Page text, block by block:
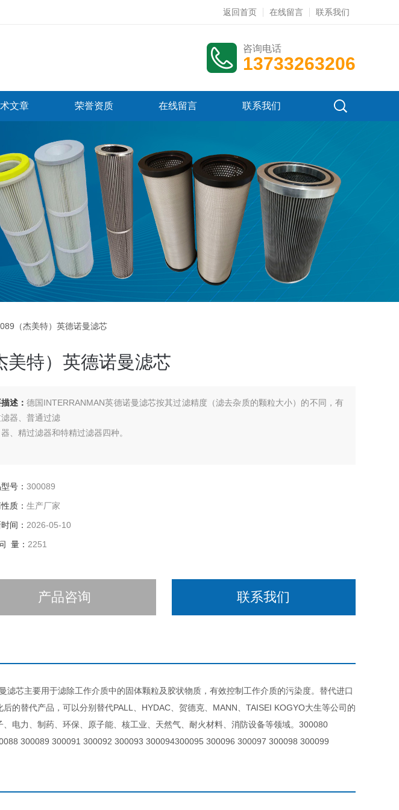
返回首页 在线留言 联系我们
咨询电话
13733263206
文章 荣誉资质 在线留言 联系我们
（杰美特）英德诺曼滤芯
美特）英德诺曼滤芯
述： 德国INTERRANMAN英德诺曼滤芯按其过滤精度（滤去杂质的颗粒大小）的不同，有
器、普通过滤
精过滤器和特精过滤器四种。
号： 300089
质： 生产厂家
间： 2026-05-10
量： 2251
产品咨询 联系我们
滤芯主要用于滤除工作介质中的固体颗粒及胶状物质，有效控制工作介质的污染度。替代进口
的替代产品，可以分别替代PALL、HYDAC、贺德克、MANN、TAISEI KOGYO大生等公司的
电力、制药、环保、原子能、核工业、天然气、耐火材料、消防设备等领域。300080
300089 300091 300092 300093 300094300095 300096 300097 300098 300099